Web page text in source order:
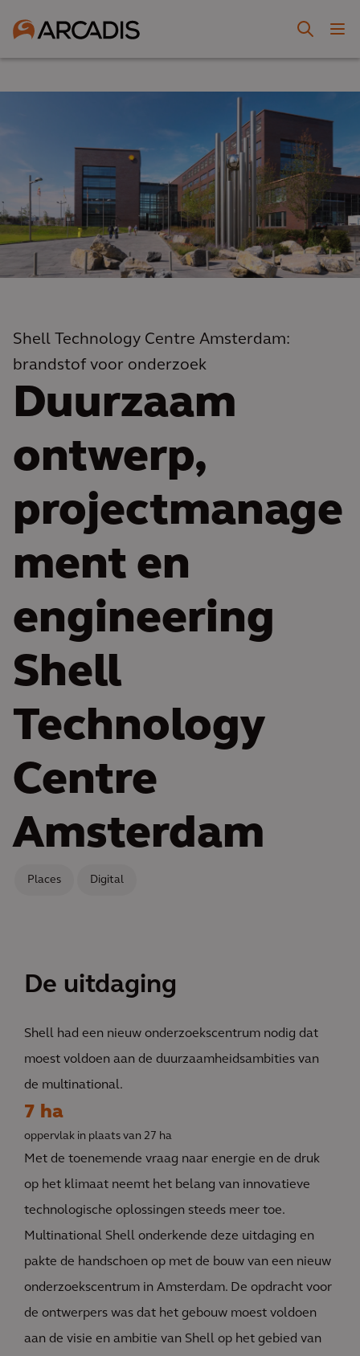
Shell Technology Centre Amsterdam:
brandstof voor onderzoek
Duurzaam
ontwerp,
projectmanage
ment en
engineering
Shell
Technology
Centre
Amsterdam
Places Digital
De uitdaging
Shell had een nieuw onderzoekscentrum nodig dat
moest voldoen aan de duurzaamheidsambities van
de multinational.
7 ha
oppervlak in plaats van 27 ha
Met de toenemende vraag naar energie en de druk
op het klimaat neemt het belang van innovatieve
technologische oplossingen steeds meer toe.
Multinational Shell onderkende deze uitdaging en
pakte de handschoen op met de bouw van een nieuw
onderzoekscentrum in Amsterdam. De opdracht voor
de ontwerpers was dat het gebouw moest voldoen
aan de visie en ambitie van Shell op het gebied van